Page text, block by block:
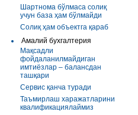
Шартнома бўлмаса солиқ
учун база ҳам бўлмайди
Солиқ ҳам объектга қараб
Амалий бухгалтерия
Мақсадли
фойдаланилмайдиган
имтиёзлар – балансдан
ташқари
Сервис қанча туради
Таъмирлаш харажатларини
квалификациялаймиз